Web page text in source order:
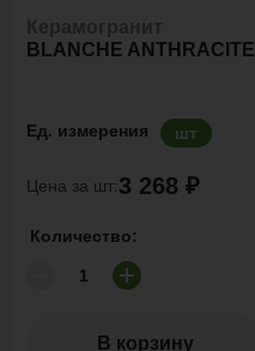
BLANCHE ANTHRACITE
Ед. измерения шт
Цена за шт:3 268 ₽
Количество:
В корзину